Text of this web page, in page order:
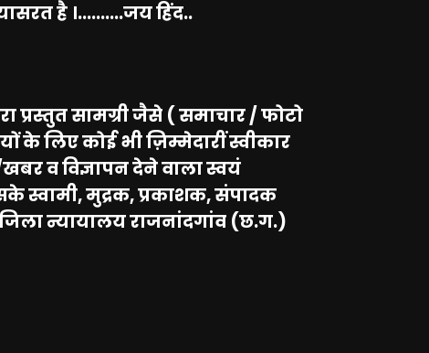
है ।..........जय हिंद..
प्रस्तुत सामग्री जैसे ( समाचार / फोटो
के लिए कोई भी ज़िम्मेदारीं स्वीकार
व विज्ञापन देने वाला स्वयं
स्वामी, मुद्रक, प्रकाशक, संपादक
जिला न्यायालय राजनांदगांव (छ.ग.)